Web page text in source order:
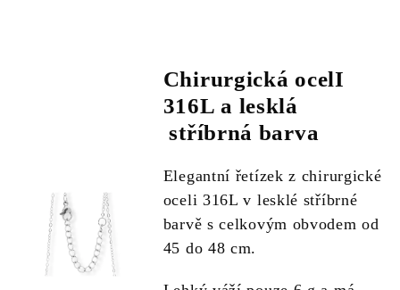
Chirurgická ocelI
316L a lesklá
stříbrná barva
Elegantní řetízek z chirurgické
oceli 316L v lesklé stříbrné
barvě s celkovým obvodem od
45 do 48 cm.